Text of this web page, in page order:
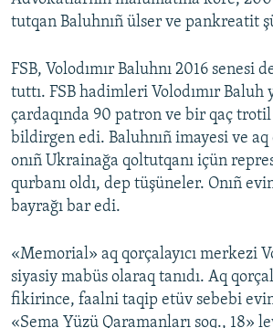
tutqan Baluhnıñ ülser ve pankreatit
FSB, Volodımır Baluhnı 2016 senesi
tuttı. FSB hadimleri Volodımır Baluh
çardaqında 90 patron ve bir qaç trotil
bildirgen edi. Baluhnıñ imayesi ve aq
onıñ Ukrainağa qoltutqanı içün
qurbanı oldı, dep tüşüneler. Onıñ
bayrağı bar edi.
«Memorial» aq qorçalayıcı merkezi
siyasiy mabüs olaraq tanıdı. Aq
fikirince, faalni taqip etüv sebebi
«Sema Yüzü Qaramanları soq., 18»